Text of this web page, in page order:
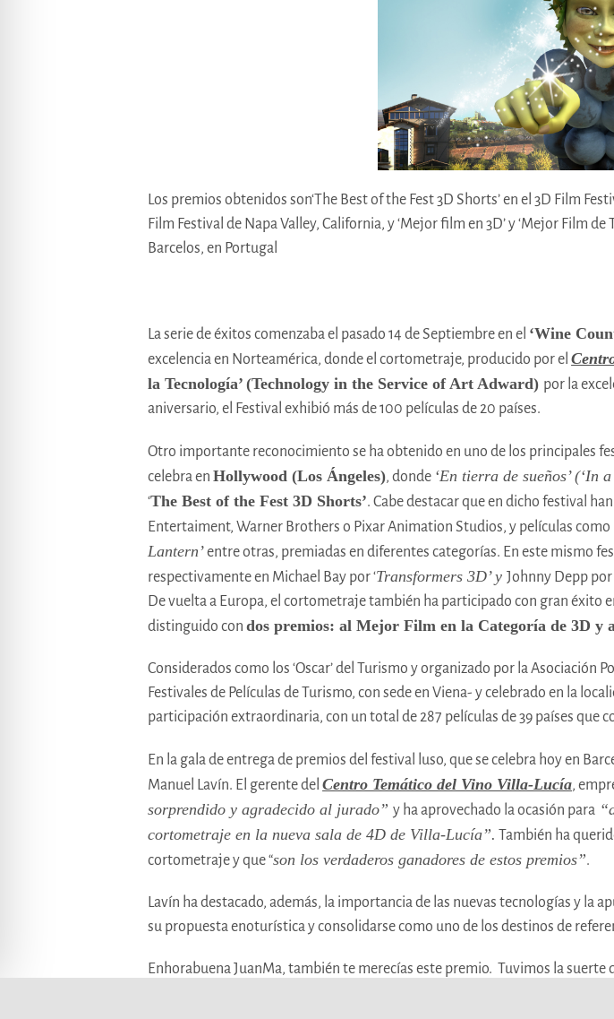
Los premios obtenidos son‘The Best of the Fest 3D Shorts’ en el 3D Film
Film Festival de Napa Valley, California, y ‘Mejor film en 3D’ y ‘Mejor Film
Barcelos, en Portugal
La serie de éxitos comenzaba el pasado 14 de Septiembre en el ‘Wine
excelencia en Norteamérica, donde el cortometraje, producido por el
la Tecnología’ (Technology in the Service of Art Adward) por la
aniversario, el Festival exhibió más de 100 películas de 20 países.
Otro importante reconocimiento se ha obtenido en uno de los principales
celebra enHollywood (Los Ángeles), donde ‘En tierra de sueños’(‘In
‘The Best of the Fest 3D Shorts’. Cabe destacar que en dicho festival
Entertaiment, Warner Brothers o Pixar Animation Studios, y películas como
Lantern’entre otras, premiadas en diferentes categorías. En este mismo
respectivamente en Michael Bay por ‘Transformers 3D’ yJohnny Depp por
De vuelta a Europa, el cortometraje también ha participado con gran éxito
distinguido condos premios: al Mejor Film en la Categoría de 3D
Considerados como los ‘Oscar’ del Turismo y organizado por la
Festivales de Películas de Turismo, con sede en Viena- y celebrado en la
participación extraordinaria, con un total de 287 películas de 39 países que
En la gala de entrega de premios del festival luso, que se celebra hoy en
Manuel Lavín. El gerente delCentro Temático del Vino Villa-Lucía,
sorprendido y agradecido al jurado”y ha aprovechado la ocasión para
cortometraje en la nueva sala de 4D de Villa-Lucía”. También ha
cortometraje y que “son los verdaderos ganadores de estos premios”.
Lavín ha destacado, además, la importancia de las nuevas tecnologías y la
su propuesta enoturística y consolidarse como uno de los destinos de
Enhorabuena JuanMa, también te merecías este premio. Tuvimos la suerte